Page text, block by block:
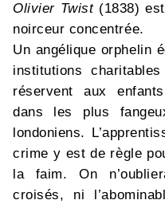
Olivier Twist(1838) est
noirceur concentrée.
Un angélique orphelin
institutions
réservent aux
dans les plus
londoniens.
crime y est de règle
la faim. On
croisés, ni